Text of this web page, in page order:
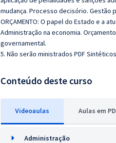
mudança. Processo decisório. Gestão
ORÇAMENTO: O papel do Estado e a
Administração na economia.
governamental.
5. Não serão ministrados PDF
Conteúdo deste curso
Videoaulas Aulas em
Administração